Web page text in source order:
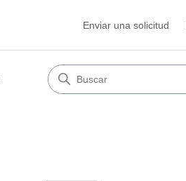
Enviar una solicitud